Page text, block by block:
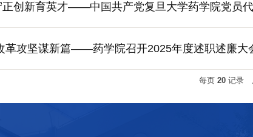
正创新育英才——中国共产党复旦大学药学院党员
革攻坚谋新篇——药学院召开2025年度述职述廉大
每页 20 记录